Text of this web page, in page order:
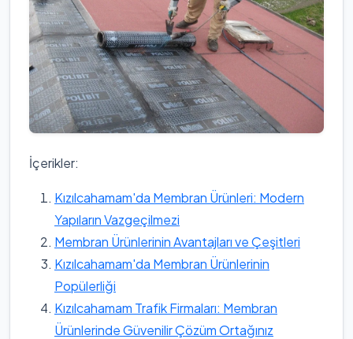
İçerikler:
Kızılcahamam'da Membran Ürünleri: Modern
Yapıların Vazgeçilmezi
Membran Ürünlerinin Avantajları ve Çeşitleri
Kızılcahamam'da Membran Ürünlerinin
Popülerliği
Kızılcahamam Trafik Firmaları: Membran
Ürünlerinde Güvenilir Çözüm Ortağınız